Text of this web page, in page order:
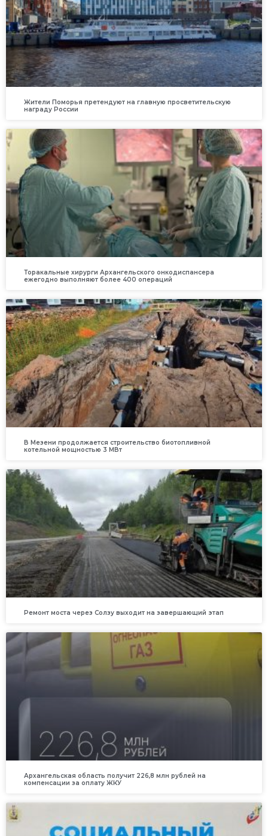
Жители Поморья претендуют на главную просветительскую
награду России
Торакальные хирурги Архангельского онкодиспансера
ежегодно выполняют более 400 операций
В Мезени продолжается строительство биотопливной
котельной мощностью 3 МВт
Ремонт моста через Солзу выходит на завершающий этап
Архангельская область получит 226,8 млн рублей на
компенсации за оплату ЖКУ